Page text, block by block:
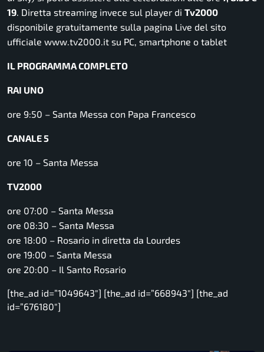
19 . Diretta streaming invece sul player di Tv2000
disponibile gratuitamente sulla pagina Live del sito
ufficiale www.tv2000.it su PC, smartphone o tablet
IL PROGRAMMA COMPLETO
RAI UNO
ore 9:50 – Santa Messa con Papa Francesco
CANALE 5
ore 10 – Santa Messa
TV2000
ore 07:00 – Santa Messa
ore 08:30 – Santa Messa
ore 18:00 – Rosario in diretta da Lourdes
ore 19:00 – Santa Messa
ore 20:00 – Il Santo Rosario
[the_ad id=”1049643″] [the_ad id=”668943″] [the_ad
id=”676180″]